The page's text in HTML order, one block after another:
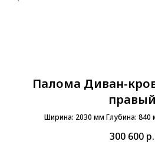
Палома Диван-
правый
Ширина: 2030 мм Глубина:
300 600 р.